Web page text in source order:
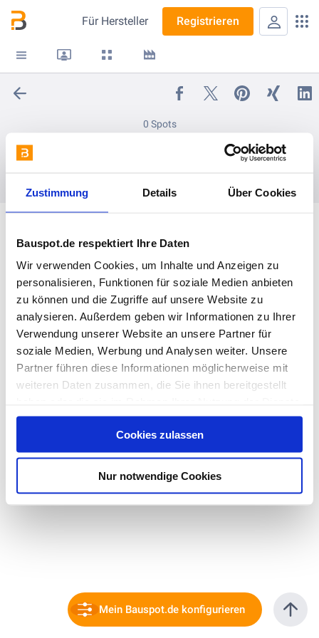
Zustimmung Details Über Cookies
Bauspot.de respektiert Ihre Daten
Wir verwenden Cookies, um Inhalte und Anzeigen zu
personalisieren, Funktionen für soziale Medien anbieten
zu können und die Zugriffe auf unsere Website zu
analysieren. Außerdem geben wir Informationen zu Ihrer
Verwendung unserer Website an unsere Partner für
soziale Medien, Werbung und Analysen weiter. Unsere
Partner führen diese Informationen möglicherweise mit
weiteren Daten zusammen, die Sie ihnen bereitgestellt
gesammelt haben. Hier finden Sie Informationen zum
und unserImpressum.
Cookies zulassen
Nur notwendige Cookies
Für Hersteller Registrieren
0 Spots
Mein Bauspot.de konfigurieren